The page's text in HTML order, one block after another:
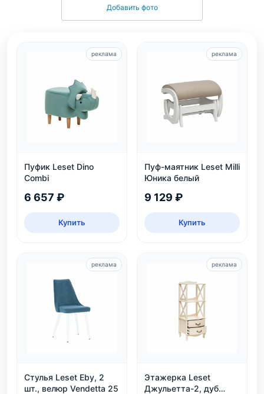
Добавить фото
Пуфик Leset Dino
Combi
6 657 ₽
Купить
реклама
Пуф-маятник Leset Milli
Юника белый
9 129 ₽
Купить
реклама
Стулья Leset Eby, 2
шт., велюр Vendetta 25
реклама
Этажерка Leset
Джульетта-2, дуб
реклама